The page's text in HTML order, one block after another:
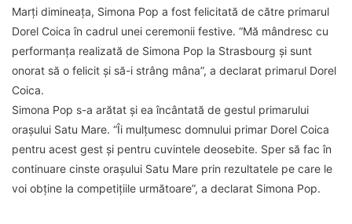
Marți dimineața, Simona Pop a fost felicitată de către primarul
Dorel Coica în cadrul unei ceremonii festive. “Mă mândresc cu
performanța realizată de Simona Pop la Strasbourg și sunt
onorat să o felicit și să-i strâng mâna”, a declarat primarul Dorel
Coica.
Simona Pop s-a arătat și ea încântată de gestul primarului
orașului Satu Mare. “Îi mulțumesc domnului primar Dorel Coica
pentru acest gest și pentru cuvintele deosebite. Sper să fac în
continuare cinste orașului Satu Mare prin rezultatele pe care le
voi obține la competițiile următoare”, a declarat Simona Pop.